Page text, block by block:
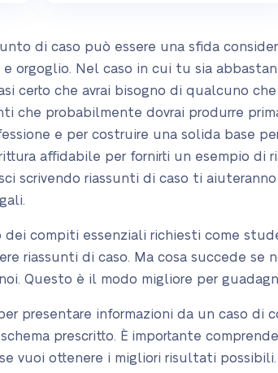
di caso può essere una sfida
orgoglio. Nel caso in cui tu sia
certo che avrai bisogno di qualcuno
che probabilmente dovrai produrre
e per costruire una solida base
affidabile per fornirti un esempio di
scrivendo riassunti di caso ti
dei compiti essenziali richiesti come
riassunti di caso. Ma cosa succede se
Questo è il modo migliore per
presentare informazioni da un caso di
prescritto. È importante
vuoi ottenere i migliori risultati possibili.